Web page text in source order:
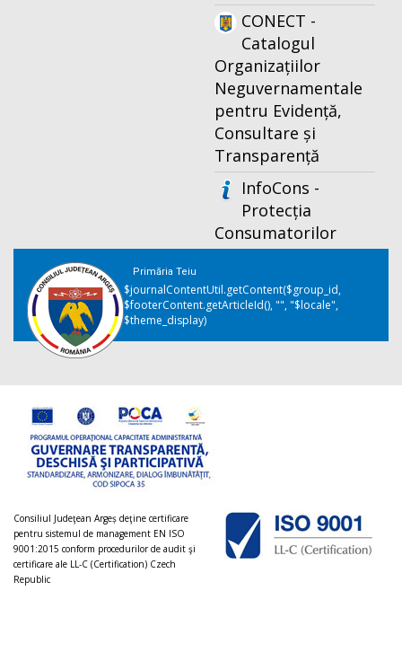
CONECT -
Catalogul
Organizațiilor
Neguvernamentale
pentru Evidență,
Consultare și
Transparență
InfoCons -
Protecția
Consumatorilor
Primăria Teiu
$journalContentUtil.getContent($group_id,
$footerContent.getArticleId(), "", "$locale",
$theme_display)
Consiliul Judeţean Argeș deţine certificare
pentru sistemul de management EN ISO
9001:2015 conform procedurilor de audit şi
certificare ale LL-C (Certification) Czech
Republic